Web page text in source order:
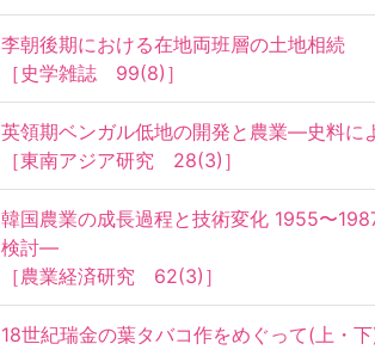
李朝後期における在地両班層の土地相続
［史学雑誌　99(8)］
英領期ベンガル低地の開発と農業—史料
［東南アジア研究　28(3)］
韓国農業の成長過程と技術変化 1955〜
検討—
［農業経済研究　62(3)］
18世紀瑞金の葉タバコ作をめぐって(上・下